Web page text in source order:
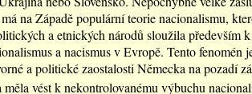
na Západě populární teorie nacionalismu,
a etnických národů sloužila především
a nacismus v Evropě. Tento fenomén
a politické zaostalosti Německa na pozadí
měla vést k nekontrolovanému výbuchu